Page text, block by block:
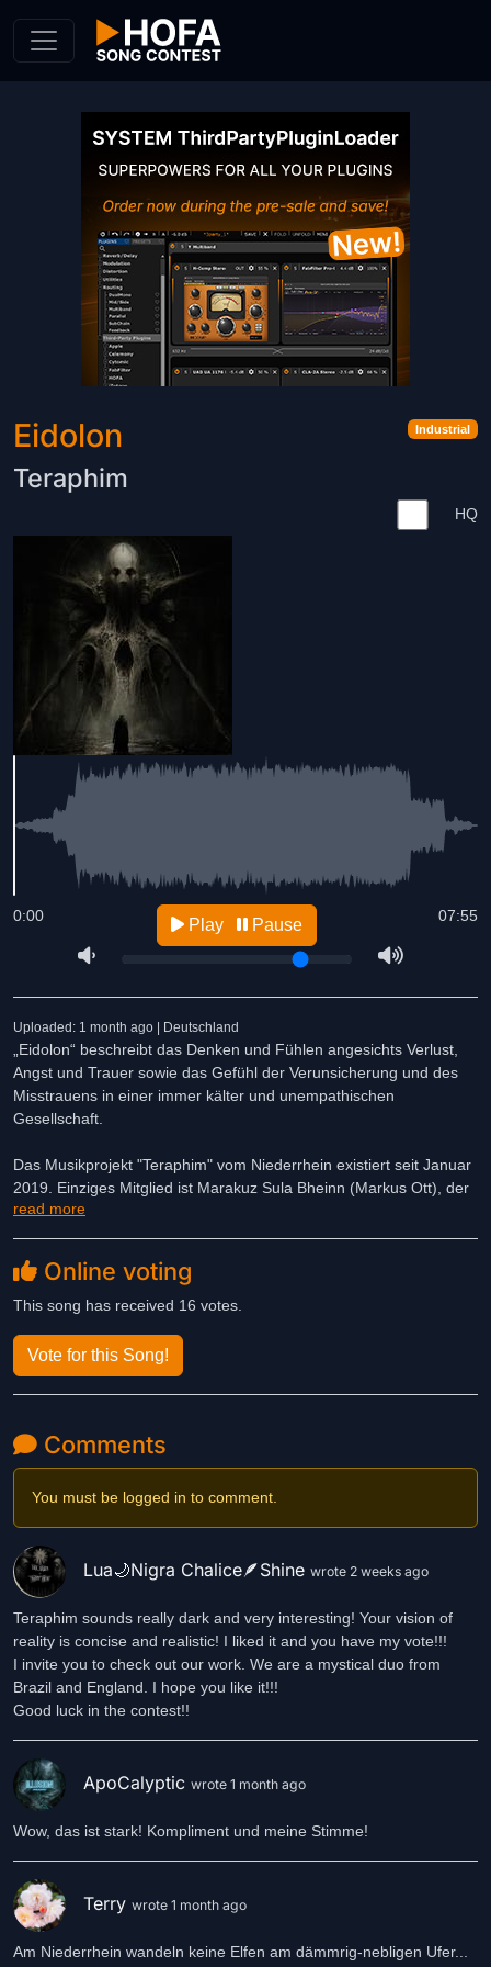
Industrial
Eidolon
Teraphim
HQ
07:55
0:00 Play Pause
Uploaded: 1 month ago | Deutschland
„Eidolon“ beschreibt das Denken und Fühlen angesichts Verlust,
Angst und Trauer sowie das Gefühl der Verunsicherung und des
Misstrauens in einer immer kälter und unempathischen
Gesellschaft.
Das Musikprojekt "Teraphim" vom Niederrhein existiert seit Januar
2019. Einziges Mitglied ist Marakuz Sula Bheinn (Markus Ott), der
bereits in den 1990er Jahren Teil des Duos "Agora Phobia" war.
melancholischer und oftmals introspektiver Lyrik.
read more
Online voting
This song has received 16 votes.
Vote for this Song!
Comments
You must be logged in to comment.
Lua🌙Nigra Chalice🪶Shine wrote 2 weeks ago
Teraphim sounds really dark and very interesting! Your vision of
reality is concise and realistic! I liked it and you have my vote!!!
I invite you to check out our work. We are a mystical duo from
Brazil and England. I hope you like it!!!
Good luck in the contest!!
ApoCalyptic wrote 1 month ago
Wow, das ist stark! Kompliment und meine Stimme!
Terry wrote 1 month ago
Am Niederrhein wandeln keine Elfen am dämmrig-nebligen Ufer...